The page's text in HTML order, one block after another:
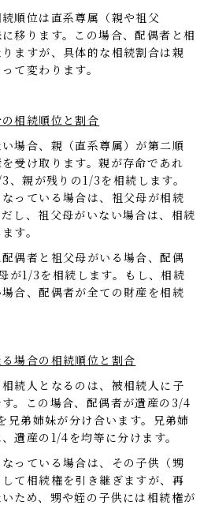
順位は直系尊属（親や祖父
移ります。この場合、配偶者と相
ますが、具体的な相続割合は親
て変わります。
相続順位と割合
場合、親（直系尊属）が第二順
受け取ります。親が存命であれ
、親が残りの1/3を相続します。
っている場合は、祖父母が相続
し、祖父母がいない場合は、相続
す。
偶者と祖父母がいる場合、配偶
が1/3を相続します。もし、相続
合、配偶者が全ての財産を相続
場合の相続順位と割合
続人となるのは、被相続人に子
。この場合、配偶者が遺産の3/4
兄弟姉妹が分け合います。兄弟姉
遺産の1/4を均等に分けます。
っている場合は、その子供（甥
て相続権を引き継ぎますが、再
ため、甥や姪の子供には相続権が